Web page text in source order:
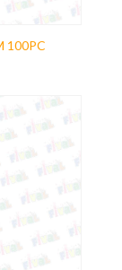
100PC